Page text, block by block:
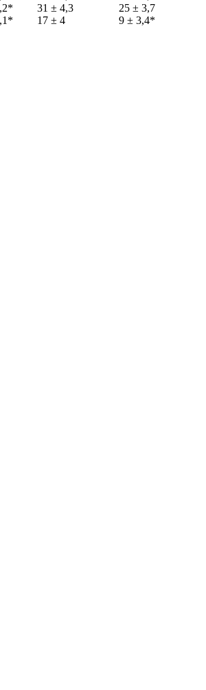
31 ± 4,3
25 ± 3,7
17 ± 4
9 ± 3,4*